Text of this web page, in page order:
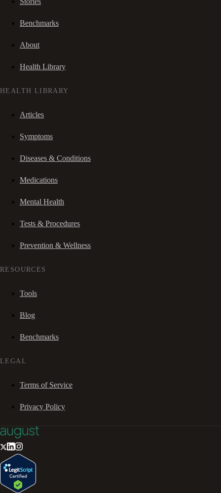
Benchmarks
About
Health Library
HEALTH LIBRARY
Articles
Symptoms
Diseases & Conditions
Medications
Mental Health
Tests & Procedures
Prevention & Wellness
RESOURCES
Tools
Blog
Benchmarks
LEGAL
Terms of Service
Privacy Policy